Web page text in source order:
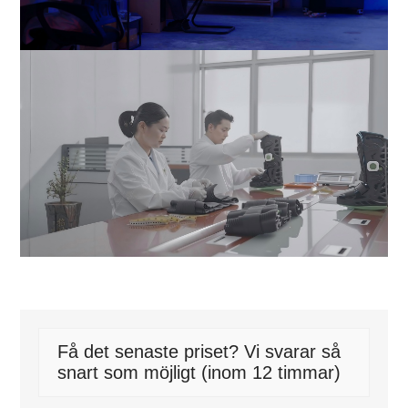
Få det senaste priset? Vi svarar så
snart som möjligt (inom 12 timmar)